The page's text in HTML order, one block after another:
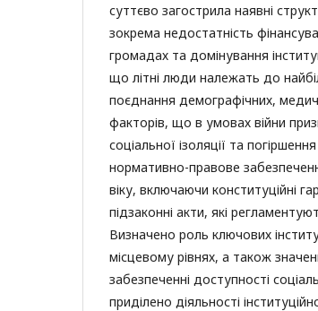
суттєво загострила наявні
зокрема недостатність
громадах та домінування
що літні люди належать до
поєднання демографічних,
факторів, що в умовах війни
соціальної ізоляції та
нормативно-правове
віку, включаючи конституційні
підзаконні акти, які
Визначено роль ключових
місцевому рівнях, а також
забезпеченні доступності
приділено діяльності